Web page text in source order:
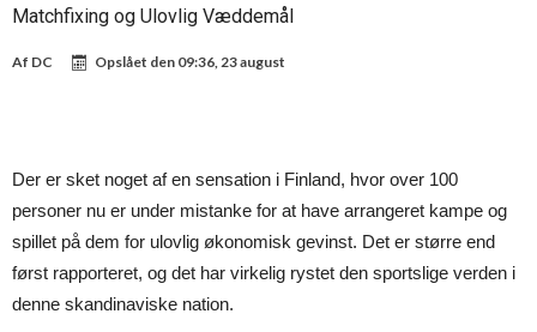
Matchfixing og Ulovlig Væddemål
Af DC Opslået den 09:36, 23 august
Der er sket noget af en sensation i Finland, hvor over 100
personer nu er under mistanke for at have arrangeret kampe og
spillet på dem for ulovlig økonomisk gevinst. Det er større end
først rapporteret, og det har virkelig rystet den sportslige verden i
denne skandinaviske nation.